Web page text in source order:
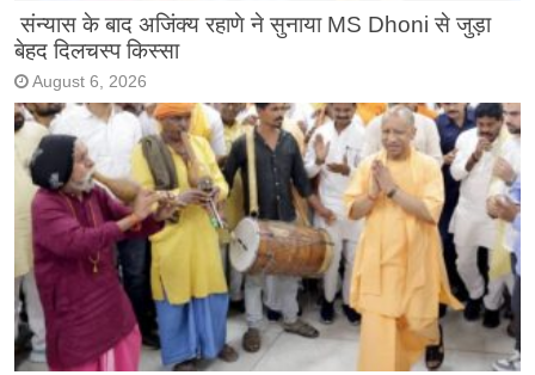
संन्यास के बाद अजिंक्‍य रहाणे ने सुनाया MS Dhoni से जुड़ा
बेहद दिलचस्प किस्सा
August 6, 2026